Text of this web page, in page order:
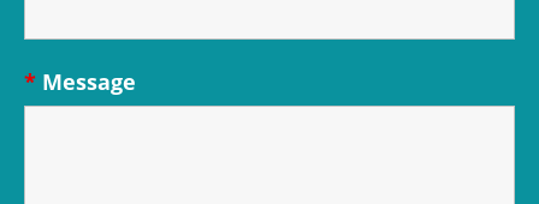
Message
*